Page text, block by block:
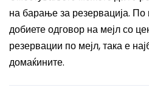
на барање за резервација.
добиете одговор на мејл со
резервации по мејл, така е
домаќините.